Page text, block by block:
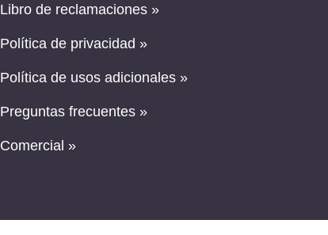
Libro de reclamaciones »
Política de privacidad »
Política de usos adicionales »
Preguntas frecuentes »
Comercial »